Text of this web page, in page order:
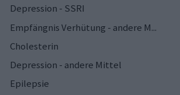
Depression - SSRI
Empfängnis Verhütung - andere M...
Cholesterin
Depression - andere Mittel
Epilepsie